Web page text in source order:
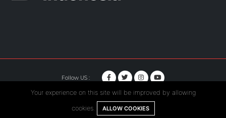
Follow US :
© Copyright 2020. Hutama Karya All Rights Reserved.
Your experience on this site will be improved by allowing
cookies. ALLOW COOKIES